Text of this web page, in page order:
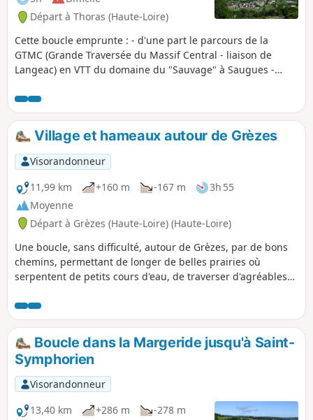
Départ à Thoras (Haute-Loire)
Cette boucle emprunte : - d'une part le parcours de la
GTMC (Grande Traversée du Massif Central - liaison de
Langeac) en VTT du domaine du "Sauvage" à Saugues -
(variante Le Puy) de Saugues au Domaine du Sauvage. Elle
traverse les villages typiques de la Margeride et ses
paysages divers (cultures, pâturages, landes, forêts).
Village et hameaux autour de Grèzes
Visorandonneur
11,99 km
+160 m -167 m
3h 55
Moyenne
Départ à Grèzes (Haute-Loire) (Haute-Loire)
Une boucle, sans difficulté, autour de Grèzes, par de bons
chemins, permettant de longer de belles prairies où
serpentent de petits cours d'eau, de traverser d'agréables
Boucle dans la Margeride jusqu'à Saint-
Symphorien
Visorandonneur
13,40 km
+286 m
-278 m